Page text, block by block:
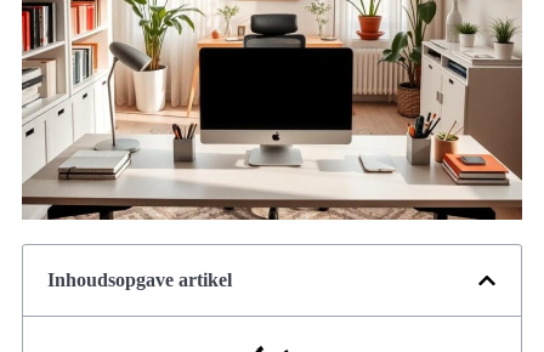
Inhoudsopgave artikel